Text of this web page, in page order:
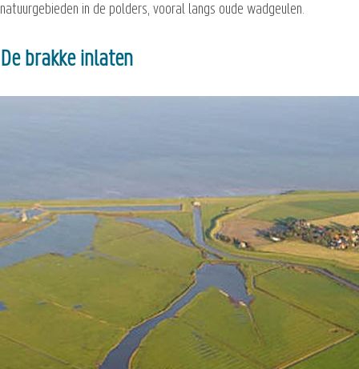
natuurgebieden in de polders, vooral langs oude wadgeulen.
De brakke inlaten